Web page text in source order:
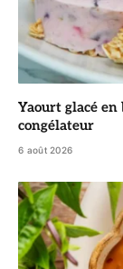
Yaourt glacé en
congélateur
6 août 2026